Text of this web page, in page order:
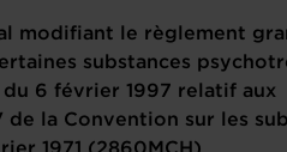
À
modifiant le règlement
substances
6 février 1997 relatif aux
de la Convention sur les